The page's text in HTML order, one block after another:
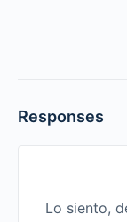
Responses
Lo siento,